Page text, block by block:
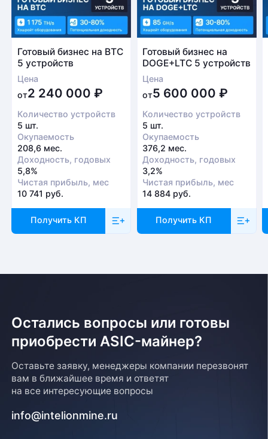
проверки оборудования
Есть вопрос?
Заполните форму и мы свяжемся с вами в
ближайшее время
Заказать звонок
Готовый бизнес на BTC
5 устройств
Цена
от2 240 000 ₽
Количество устройств
5 шт.
Окупаемость
208,6 мес.
Доходность, годовых
5,8%
Чистая прибыль, мес
10 741 руб.
Получить КП
Готовый бизнес на
DOGE+LTC 5 устройств
Цена
от5 600 000₽
Количество устройств
5 шт.
Окупаемость
376,2 мес.
Доходность, годовых
3,2%
Чистая прибыль, мес
14 884 руб.
Получить КП
Остались вопросы или готовы
приобрести ASIC-майнер?
Оставьте заявку, менеджеры компании перезвонят
вам в ближайшее время и ответят
на все интересующие вопросы
info@intelionmine.ru